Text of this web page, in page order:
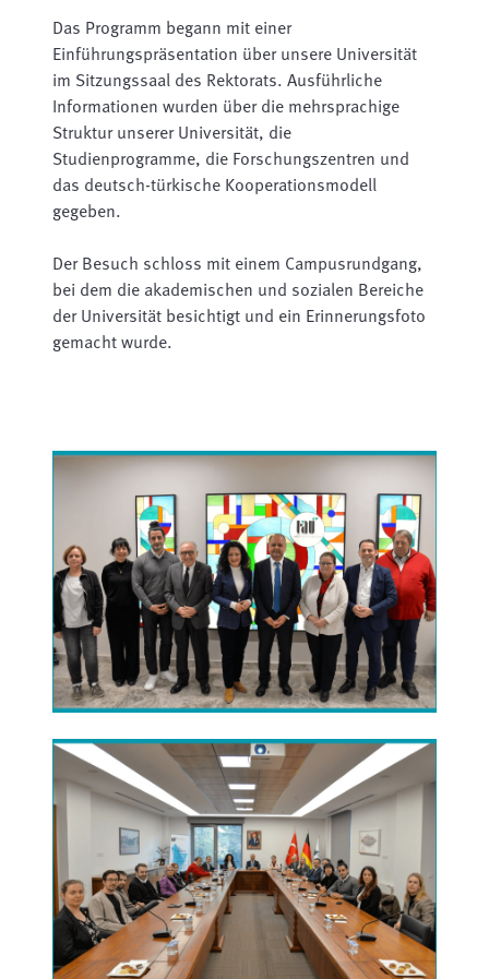
Das Programm begann mit einer
Einführungspräsentation über unsere Universität
im Sitzungssaal des Rektorats. Ausführliche
Informationen wurden über die mehrsprachige
Struktur unserer Universität, die
Studienprogramme, die Forschungszentren und
das deutsch-türkische Kooperationsmodell
gegeben.
Der Besuch schloss mit einem Campusrundgang,
bei dem die akademischen und sozialen Bereiche
der Universität besichtigt und ein Erinnerungsfoto
gemacht wurde.